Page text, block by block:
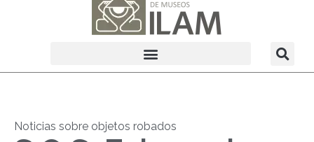
Noticias sobre objetos robados